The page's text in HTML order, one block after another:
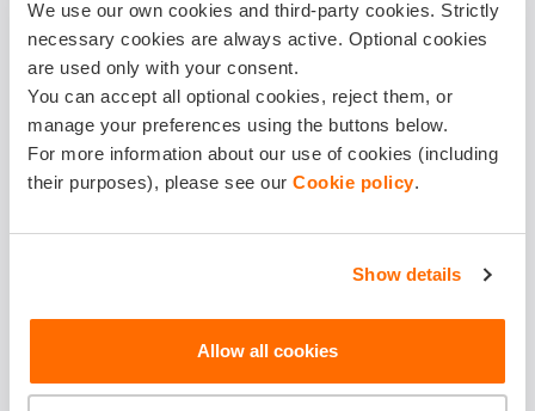
We use our own cookies and third-party cookies. Strictly
necessary cookies are always active. Optional cookies
are used only with your consent.
You can accept all optional cookies, reject them, or
manage your preferences using the buttons below.
For more information about our use of cookies (including
their purposes), please see our Cookie policy.
Show details
Allow all cookies
kur paēst siltas pusdienas. Tērvete ir pārbaudīta vērtība -
vieta, kur gribas atgriezties, jo katrā apmeklējumā var
ieraudzīt vai piedzīvot ko jaunu.
Rīgas Zooloģiskais dārzs -
klasika, kas nekad neapnīk
bērnus - no mazuļiem, kuri pirmo reizi ierauga pūkainu
trusi, līdz pusaudžiem, kurus aizrauj Tropu mājas eksotika
vai tīģera majestātiskā gaita. Dzīvnieku pasaules
daudzveidība šeit ir tiešām plaša, un tā ir reta iespēja